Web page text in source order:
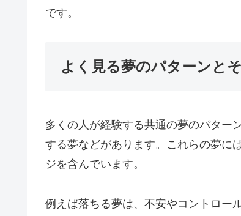
です。
よく見る夢のパターンと
多くの人が経験する共通の夢のパター
する夢などがあります。これらの夢に
ジを含んでいます。
例えば落ちる夢は、不安やコントロー